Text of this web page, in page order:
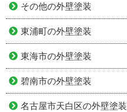
その他の外壁塗装
東浦町の外壁塗装
東海市の外壁塗装
碧南市の外壁塗装
名古屋市天白区の外壁塗装